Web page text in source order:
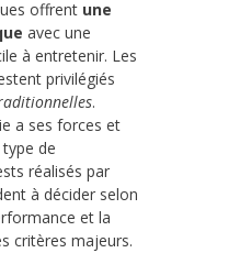
offrent une
avec une
à entretenir. Les
privilégiés
.
a ses forces et
de
réalisés par
à décider selon
et la
critères majeurs.